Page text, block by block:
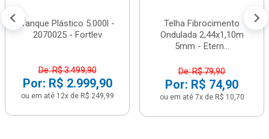
Tanque Plástico 5.000l -
2070025 - Fortlev
De: R$ 3.499,90
Por: R$ 2.999,90
ou em até 12x de R$ 249,99
Telha Fibrocimento
Ondulada 2,44x1,10m
5mm - Etern...
De: R$ 79,90
Por: R$ 74,90
ou em até 7x de R$ 10,70